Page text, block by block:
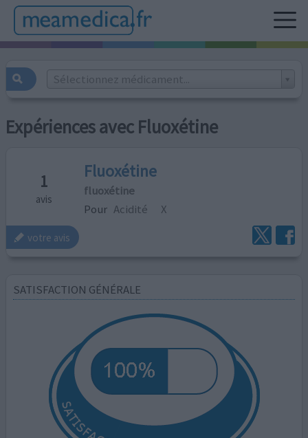
Sélectionnez médicament...
Expériences avec Fluoxétine
1
avis
Fluoxétine
fluoxétine
Pour Acidité X
votre avis
SATISFACTION GÉNÉRALE